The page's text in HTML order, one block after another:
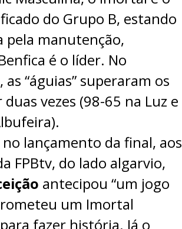
do Grupo B, estando
pela manutenção,
é o líder. No
“águias” superaram os
vezes (98-65 na Luz e
no lançamento da final, aos
FPBtv, do lado algarvio,
antecipou “um jogo
um Imortal
fazer história. Já o